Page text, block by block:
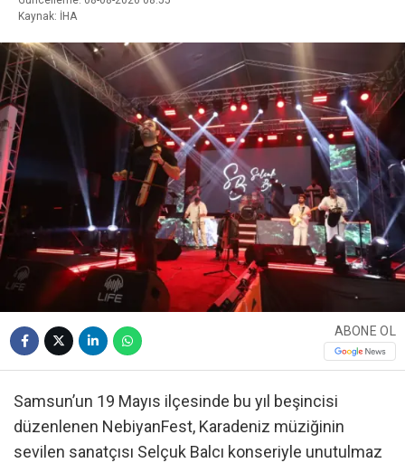
Kaynak: İHA
ABONE OL
Samsun’un 19 Mayıs ilçesinde bu yıl beşincisi
düzenlenen NebiyanFest, Karadeniz müziğinin
sevilen sanatçısı Selçuk Balcı konseriyle unutulmaz